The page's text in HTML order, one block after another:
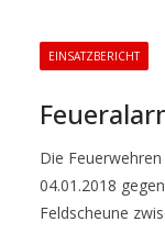
EINSATZBERICHT
Die
04.01.2018
Feldscheune